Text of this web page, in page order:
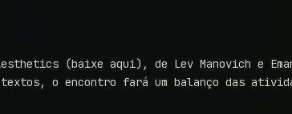
(baixe aqui), de Lev Manovich e
o encontro fará um balanço das